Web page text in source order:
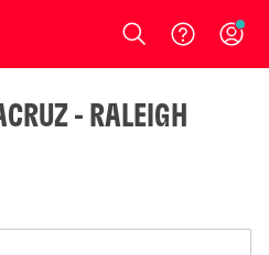
Login
- RALEIGH